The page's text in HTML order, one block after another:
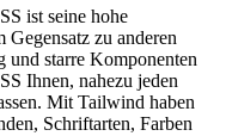
ist seine hohe
zu anderen
starre Komponenten
Ihnen, nahezu jeden
Mit Tailwind haben
Schriftarten, Farben